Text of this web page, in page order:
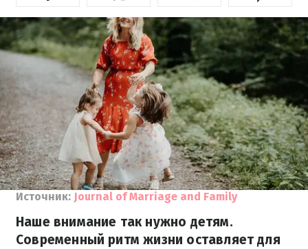
Источник: Journal of Marriage and Family
Наше внимание так нужно детям.
Современный ритм жизни оставляет для